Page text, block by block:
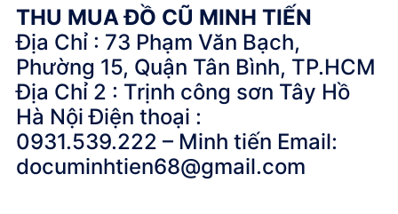
THU MUA ĐỒ CŨ MINH TIẾN
Địa Chỉ : 73 Phạm Văn Bạch,
Phường 15, Quận Tân Bình, TP.HCM
Địa Chỉ 2 : Trịnh công sơn Tây Hồ
Hà Nội Điện thoại :
0931.539.222 – Minh tiến Email:
documinhtien68@gmail.com